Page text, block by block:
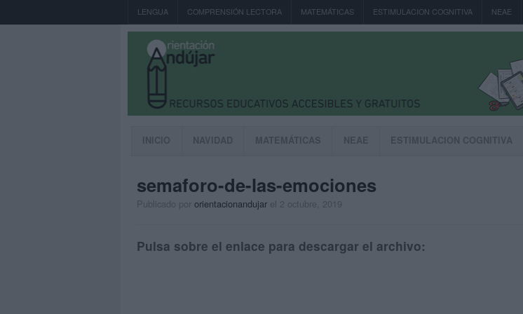
LENGUA COMPRENSIÓN LECTORA MATEMÁTICAS ESTIMULACION COGNITIVA NEAE
INICIO NAVIDAD MATEMÁTICAS NEAE ESTIMULACION COGNITIVA
semaforo-de-las-emociones
Publicado por orientacionandujar el 2 octubre, 2019
Pulsa sobre el enlace para descargar el archivo: